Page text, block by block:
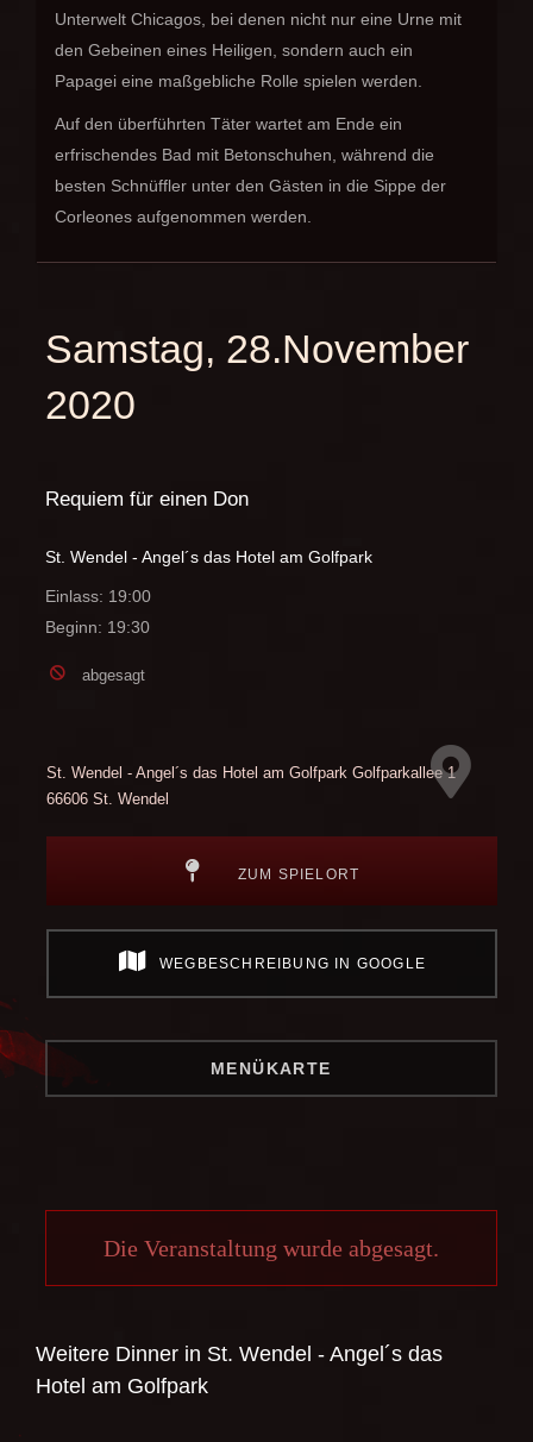
Unterwelt Chicagos, bei denen nicht nur eine Urne mit
den Gebeinen eines Heiligen, sondern auch ein
Papagei eine maßgebliche Rolle spielen werden.
Auf den überführten Täter wartet am Ende ein
erfrischendes Bad mit Betonschuhen, während die
besten Schnüffler unter den Gästen in die Sippe der
Corleones aufgenommen werden.
Samstag, 28.November
2020
Requiem für einen Don
St. Wendel - Angel´s das Hotel am Golfpark
Einlass: 19:00
Beginn: 19:30
abgesagt
St. Wendel - Angel´s das Hotel am GolfparkGolfparkallee 1
66606 St. Wendel
ZUM SPIELORT
WEGBESCHREIBUNG IN GOOGLE
MENÜKARTE
Die Veranstaltung wurde abgesagt.
Weitere Dinner in St. Wendel - Angel´s das
Hotel am Golfpark